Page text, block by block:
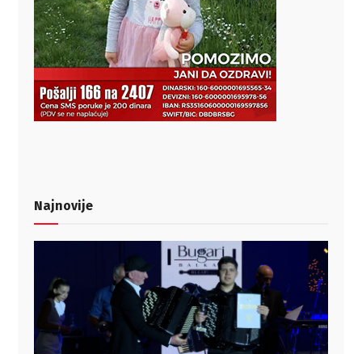
Najnovije